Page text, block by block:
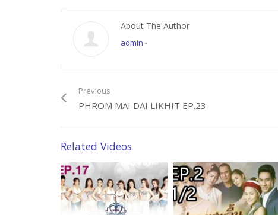
About The Author
admin -
Previous
PHROM MAI DAI LIKHIT EP.23
Related Videos